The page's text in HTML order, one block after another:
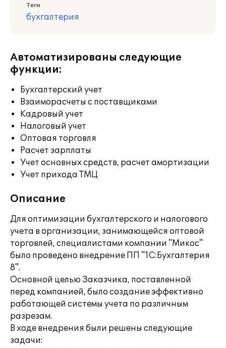
Теги
бухгалтерия
Автоматизированы следующие
функции:
Бухгалтерский учет
Взаиморасчеты с поставщиками
Кадровый учет
Налоговый учет
Оптовая торговля
Расчет зарплаты
Учет основных средств, расчет амортизации
Учет прихода ТМЦ
Описание
Для оптимизации бухгалтерского и налогового
учета в организации, занимающейся оптовой
торговлей, специалистами компании "Микос"
было проведено внедрение ПП "1С:Бухгалтерия
8".
Основной целью Заказчика, поставленной
перед компанией, было создание эффективно
работающей системы учета по различным
разрезам.
В ходе внедрения были решены следующие
задачи: